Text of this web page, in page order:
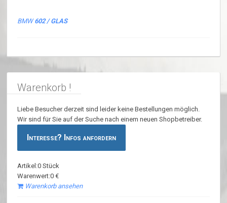
BMW602 / GLAS
Warenkorb !
Liebe Besucher derzeit sind leider keine Bestellungen möglich.
Wir sind für Sie auf der Suche nach einem neuen Shopbetreiber.
Interesse? Infos anfordern
Artikel:0 Stück
Warenwert:0 €
Warenkorb ansehen